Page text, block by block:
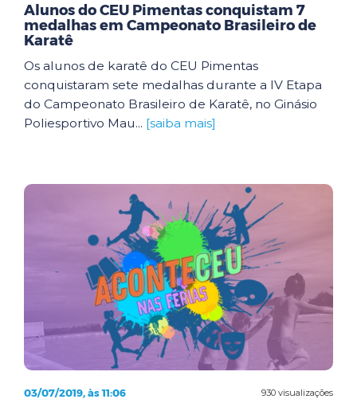
Alunos do CEU Pimentas conquistam 7
medalhas em Campeonato Brasileiro de
Karatê
Os alunos de karatê do CEU Pimentas
conquistaram sete medalhas durante a IV Etapa
do Campeonato Brasileiro de Karatê, no Ginásio
Poliesportivo Mau... [saiba mais]
930 visualizações
03/07/2019, às 11:06